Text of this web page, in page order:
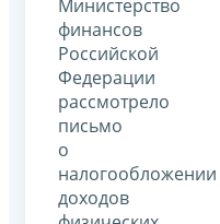
Министерство
финансов
Российской
Федерации
рассмотрело
письмо
о
налогообложении
доходов